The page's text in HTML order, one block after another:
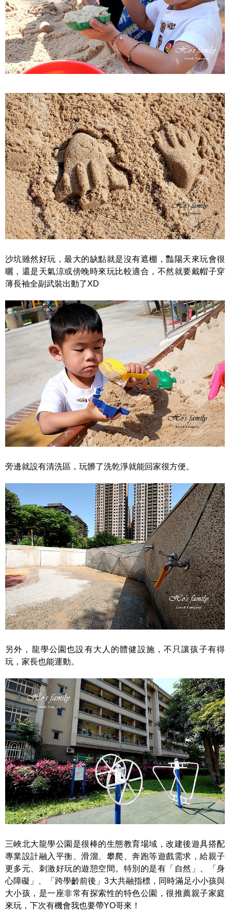
沙坑雖然好玩，最大的缺點就是沒有遮棚，豔陽天來玩會很
曬，還是天氣涼或傍晚時來玩比較適合，不然就要戴帽子穿
薄長袖全副武裝出動了XD
旁邊就設有清洗區，玩髒了洗乾淨就能回家很方便。
另外，龍學公園也設有大人的體健設施，不只讓孩子有得
玩，家長也能運動。
三峽北大龍學公園是很棒的生態教育場域，改建後遊具搭配
專業設計融入平衡、滑溜、攀爬、奔跑等遊戲需求，給親子
更多元、刺激好玩的遊憩空間。特別的是有「自然」、「身
心障礙」、「跨學齡前後」3大共融指標，同時滿足小小孩與
大小孩，是一座非常有探索性的特色公園，很推薦親子家庭
來玩，下次有機會我也要帶YO哥來！